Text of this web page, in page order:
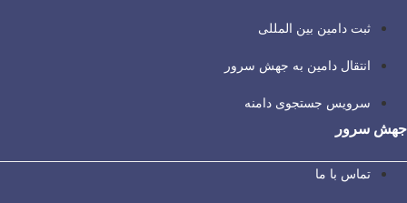
ثبت دامین بین المللی
انتقال دامین به جهش سرور
سرویس جستجوی دامنه
جهش سرور
تماس با ما